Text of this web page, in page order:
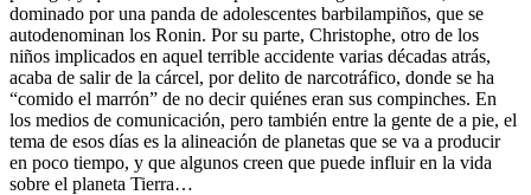
dominado por una panda de adolescentes barbilampiños, que se
autodenominan los Ronin. Por su parte, Christophe, otro de los
niños implicados en aquel terrible accidente varias décadas atrás,
acaba de salir de la cárcel, por delito de narcotráfico, donde se ha
“comido el marrón” de no decir quiénes eran sus compinches. En
los medios de comunicación, pero también entre la gente de a pie, el
tema de esos días es la alineación de planetas que se va a producir
en poco tiempo, y que algunos creen que puede influir en la vida
sobre el planeta Tierra…